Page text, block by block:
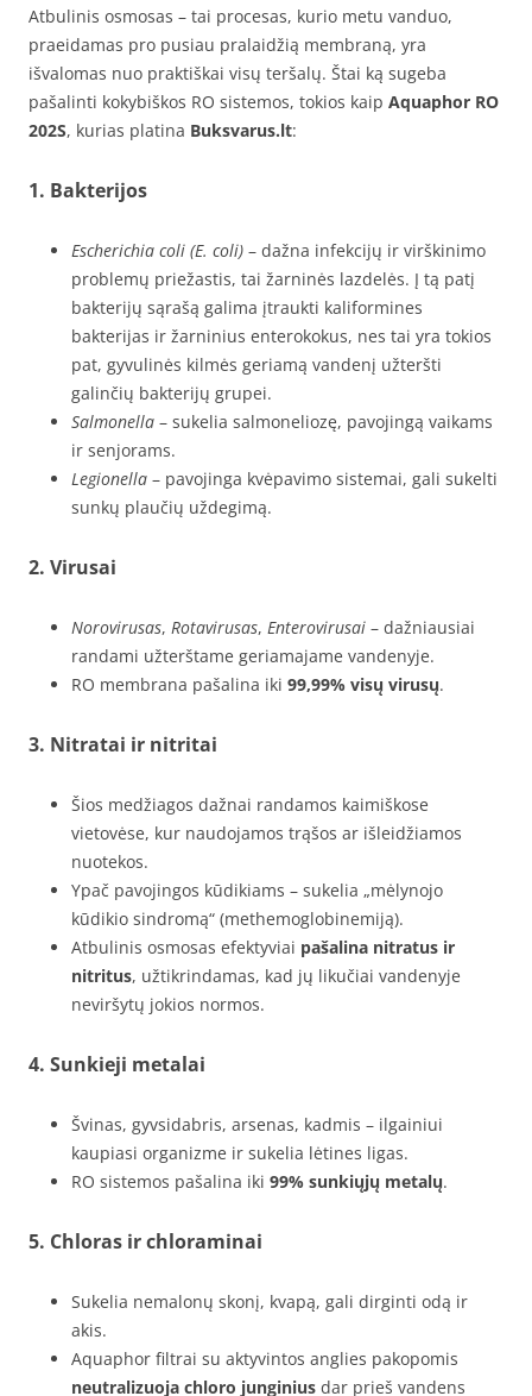
Atbulinis osmosas – tai procesas, kurio metu vanduo,
praeidamas pro pusiau pralaidžią membraną, yra
išvalomas nuo praktiškai visų teršalų. Štai ką sugeba
pašalinti kokybiškos RO sistemos, tokios kaip Aquaphor RO
202S, kurias platina Buksvarus.lt:
1. Bakterijos
Escherichia coli (E. coli) – dažna infekcijų ir virškinimo
problemų priežastis, tai žarninės lazdelės. Į tą patį
bakterijų sąrašą galima įtraukti kaliformines
bakterijas ir žarninius enterokokus, nes tai yra tokios
pat, gyvulinės kilmės geriamą vandenį užteršti
galinčių bakterijų grupei.
Salmonella – sukelia salmoneliozę, pavojingą vaikams
ir senjorams.
Legionella – pavojinga kvėpavimo sistemai, gali sukelti
sunkų plaučių uždegimą.
2. Virusai
Norovirusas, Rotavirusas, Enterovirusai – dažniausiai
randami užterštame geriamajame vandenyje.
RO membrana pašalina iki 99,99% visų virusų.
3. Nitratai ir nitritai
Šios medžiagos dažnai randamos kaimiškose
vietovėse, kur naudojamos trąšos ar išleidžiamos
nuotekos.
Ypač pavojingos kūdikiams – sukelia „mėlynojo
kūdikio sindromą“ (methemoglobinemiją).
Atbulinis osmosas efektyviai pašalina nitratus ir
nitritus, užtikrindamas, kad jų likučiai vandenyje
neviršytų jokios normos.
4. Sunkieji metalai
Švinas, gyvsidabris, arsenas, kadmis – ilgainiui
kaupiasi organizme ir sukelia lėtines ligas.
RO sistemos pašalina iki 99% sunkiųjų metalų.
5. Chloras ir chloraminai
Sukelia nemalonų skonį, kvapą, gali dirginti odą ir
akis.
Aquaphor filtrai su aktyvintos anglies pakopomis
neutralizuoja chloro junginius dar prieš vandens